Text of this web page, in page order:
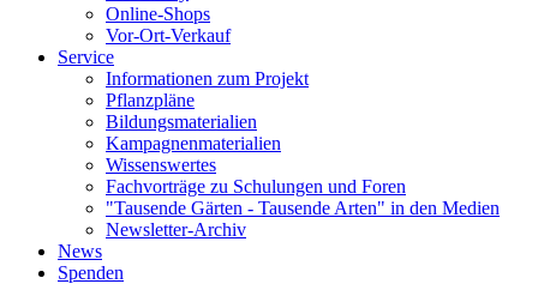
Online-Shops
Vor-Ort-Verkauf
Service
Informationen zum Projekt
Pflanzpläne
Bildungsmaterialien
Kampagnenmaterialien
Wissenswertes
Fachvorträge zu Schulungen und Foren
"Tausende Gärten - Tausende Arten" in den Medien
Newsletter-Archiv
News
Spenden